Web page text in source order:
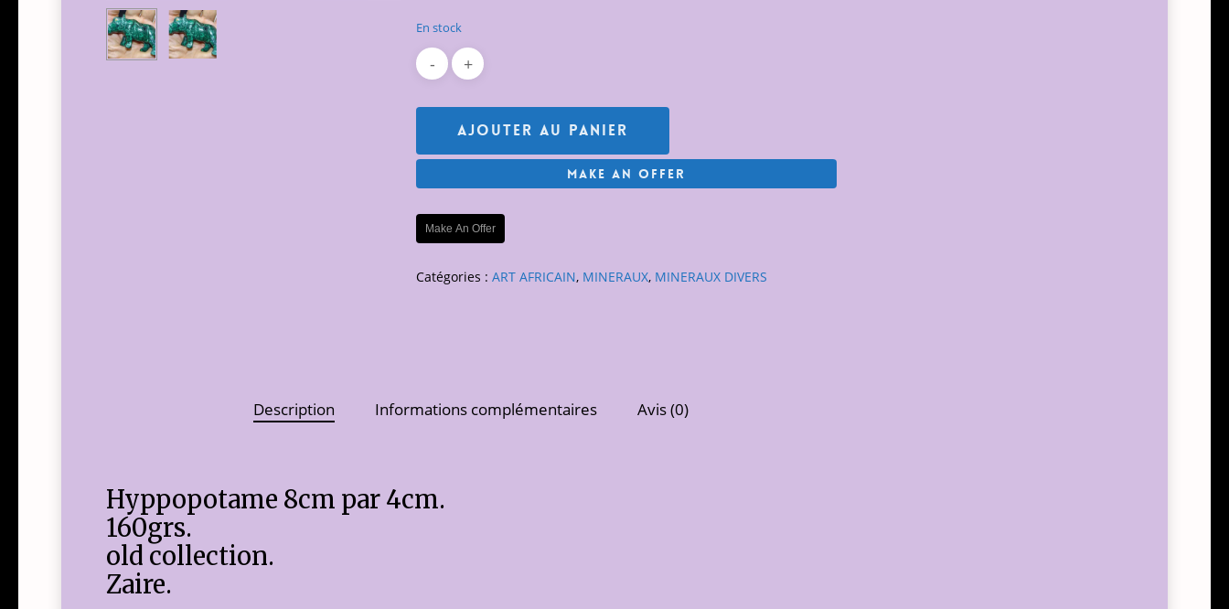
En stock
Ajouter Au Panier
Make An Offer
Make An Offer
Catégories :ART AFRICAIN, MINERAUX, MINERAUX DIVERS
Description Informations complémentaires Avis (0)
Hyppopotame 8cm par 4cm.
160grs.
old collection.
Zaire.